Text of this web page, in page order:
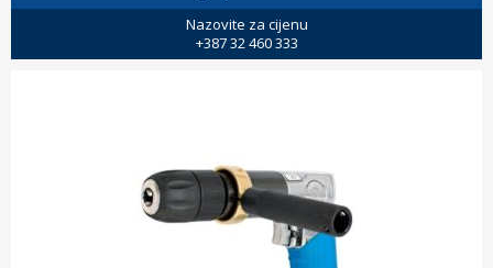
Nazovite za cijenu
+387 32 460 333